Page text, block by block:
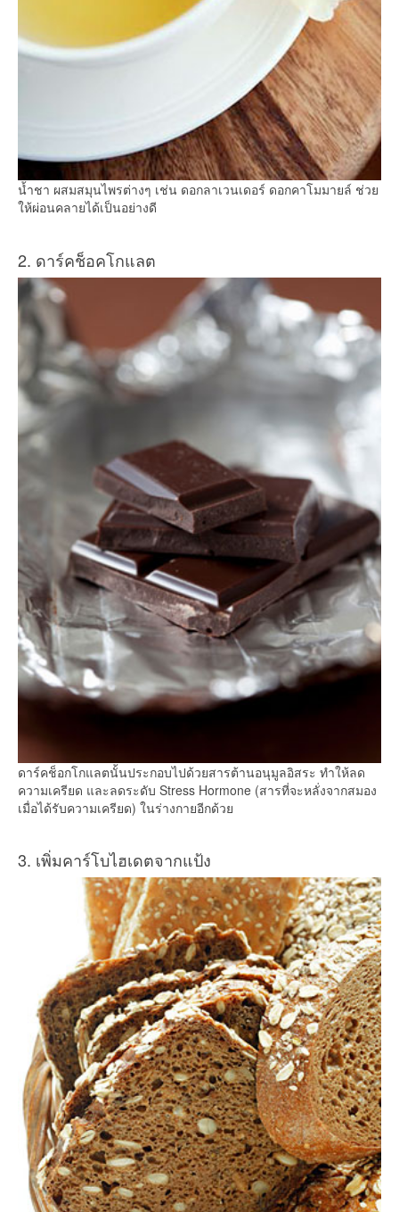
น้ำชา ผสมสมุนไพรต่างๆ เช่น ดอกลาเวนเดอร์ ดอกคาโมมายล์ ช่วย
ให้ผ่อนคลายได้เป็นอย่างดี
2. ดาร์คช็อคโกแลต
ดาร์คช็อกโกแลตนั้นประกอบไปด้วยสารต้านอนุมูลอิสระ ทำให้ลด
ความเครียด และลดระดับ Stress Hormone (สารที่จะหลั่งจากสมอง
เมื่อได้รับความเครียด) ในร่างกายอีกด้วย
3. เพิ่มคาร์โบไฮเดตจากแป้ง